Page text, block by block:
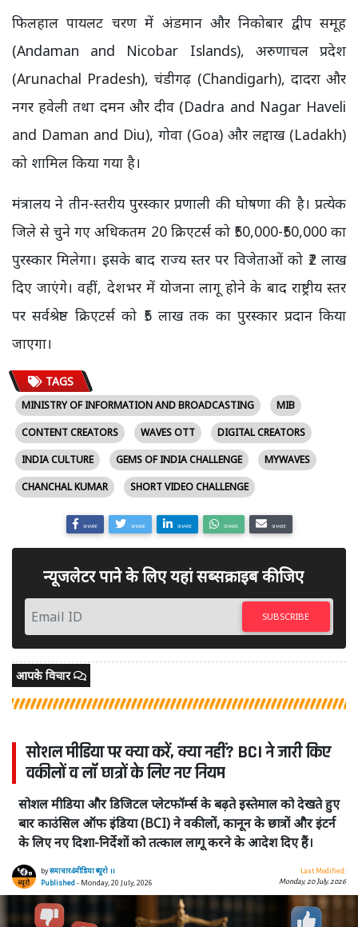
फिलहाल पायलट चरण में अंडमान और निकोबार द्वीप समूह
(Andaman and Nicobar Islands), अरुणाचल प्रदेश
(Arunachal Pradesh), चंडीगढ़ (Chandigarh), दादरा और
नगर हवेली तथा दमन और दीव (Dadra and Nagar Haveli
and Daman and Diu), गोवा (Goa) और लद्दाख (Ladakh)
को शामिल किया गया है।
मंत्रालय ने तीन-स्तरीय पुरस्कार प्रणाली की घोषणा की है। प्रत्येक
जिले से चुने गए अधिकतम 20 क्रिएटर्स को ₹50,000-₹50,000 का
पुरस्कार मिलेगा। इसके बाद राज्य स्तर पर विजेताओं को ₹2 लाख
दिए जाएंगे। वहीं, देशभर में योजना लागू होने के बाद राष्ट्रीय स्तर
पर सर्वश्रेष्ठ क्रिएटर्स को ₹5 लाख तक का पुरस्कार प्रदान किया
जाएगा।
TAGS
MINISTRY OF INFORMATION AND BROADCASTING
MIB
CONTENT CREATORS
WAVES OTT
DIGITAL CREATORS
INDIA CULTURE
GEMS OF INDIA CHALLENGE
MYWAVES
CHANCHAL KUMAR
SHORT VIDEO CHALLENGE
SHARE SHARE SHARE SHARE SHARE
न्यूजलेटर पाने के लिए यहां सब्सक्राइब कीजिए
SUBSCRIBE
आपके विचार
सोशल मीडिया पर क्या करें, क्या नहीं? BCI ने जारी किए
वकीलों व लॉ छात्रों के लिए नए नियम
सोशल मीडिया और डिजिटल प्लेटफॉर्म्स के बढ़ते इस्तेमाल को देखते हुए
बार काउंसिल ऑफ इंडिया (BCI) ने वकीलों, कानून के छात्रों और इंटर्न
के लिए नए दिशा-निर्देशों को तत्काल लागू करने के आदेश दिए हैं।
byसमाचार4मीडिया ब्यूरो ।।
Published- Monday, 20 July, 2026
Last Modified:
Monday, 20 July, 2026